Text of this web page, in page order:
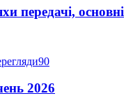
передачі, основні
90
2026